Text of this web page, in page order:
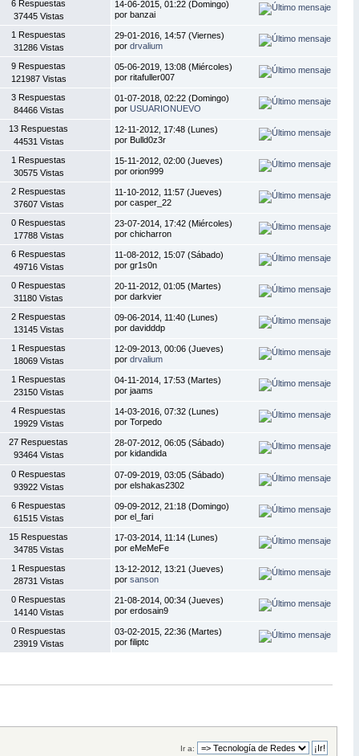
6 Respuestas
37445 Vistas
14-06-2015, 01:22 (Domingo)
por banzai
1 Respuestas
31286 Vistas
29-01-2016, 14:57 (Viernes)
por drvalium
9 Respuestas
121987 Vistas
05-06-2019, 13:08 (Miércoles)
por ritafuller007
3 Respuestas
84466 Vistas
01-07-2018, 02:22 (Domingo)
por USUARIONUEVO
13 Respuestas
44531 Vistas
12-11-2012, 17:48 (Lunes)
por Bulld0z3r
1 Respuestas
30575 Vistas
15-11-2012, 02:00 (Jueves)
por orion999
2 Respuestas
37607 Vistas
11-10-2012, 11:57 (Jueves)
por casper_22
0 Respuestas
17788 Vistas
23-07-2014, 17:42 (Miércoles)
por chicharron
6 Respuestas
49716 Vistas
11-08-2012, 15:07 (Sábado)
por gr1s0n
0 Respuestas
31180 Vistas
20-11-2012, 01:05 (Martes)
por darkvier
2 Respuestas
13145 Vistas
09-06-2014, 11:40 (Lunes)
por davidddp
1 Respuestas
18069 Vistas
12-09-2013, 00:06 (Jueves)
por drvalium
1 Respuestas
23150 Vistas
04-11-2014, 17:53 (Martes)
por jaams
4 Respuestas
19929 Vistas
14-03-2016, 07:32 (Lunes)
por Torpedo
27 Respuestas
93464 Vistas
28-07-2012, 06:05 (Sábado)
por kidandida
0 Respuestas
93922 Vistas
07-09-2019, 03:05 (Sábado)
por elshakas2302
6 Respuestas
61515 Vistas
09-09-2012, 21:18 (Domingo)
por el_fari
15 Respuestas
34785 Vistas
17-03-2014, 11:14 (Lunes)
por eMeMeFe
1 Respuestas
28731 Vistas
13-12-2012, 13:21 (Jueves)
por sanson
0 Respuestas
14140 Vistas
21-08-2014, 00:34 (Jueves)
por erdosain9
0 Respuestas
23919 Vistas
03-02-2015, 22:36 (Martes)
por filiptc
Ir a: